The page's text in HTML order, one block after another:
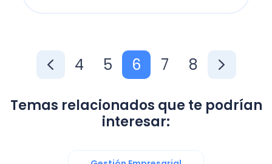
4 5 6 7 8
Temas relacionados que te podrían
interesar: